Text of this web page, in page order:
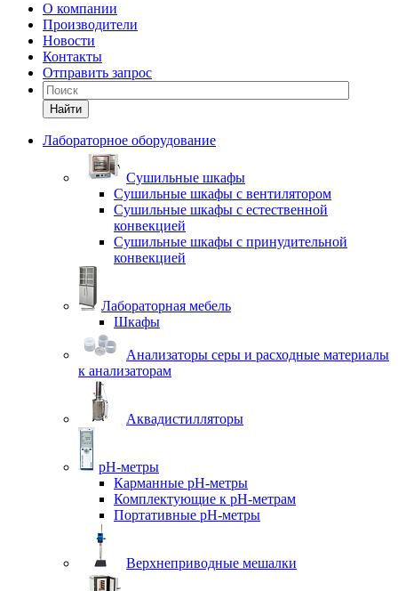
О компании
Производители
Новости
Контакты
Отправить запрос
Найти
Лабораторное оборудование
Cушильные шкафы
Сушильные шкафы с вентилятором
Сушильные шкафы с естественной
конвекцией
Сушильные шкафы с принудительной
конвекцией
Лабораторная мебель
Шкафы
Анализаторы серы и расходные материалы
к анализаторам
Аквадистилляторы
pH-метры
Карманные pH-метры
Комплектующие к pH-метрам
Портативные pH-метры
Верхнеприводные мешалки